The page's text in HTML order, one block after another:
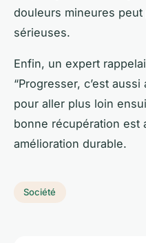
douleurs mineures
sérieuses.
Enfin, un expert
“Progresser, c’est
pour aller plus loin
bonne récupération est
amélioration durable.
Société